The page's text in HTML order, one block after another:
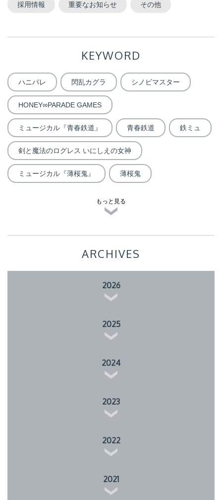
採用情報 重要なお知らせ その他
KEYWORD
ハニパレ 閃乱カグラ シノビマスター
HONEY∞PARADE GAMES
ミュージカル『青春鉄道』 青春鉄道 鉄ミュ
剣と魔法のログレス いにしえの女神
ミュージカル『薄桜鬼』 薄桜鬼
もっと見る
ARCHIVES
2026
2025
2024
2023
2022
2021